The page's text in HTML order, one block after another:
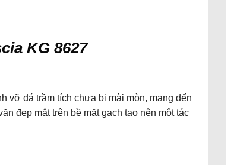
KG 8627
vỡ đá trầm tích chưa bị mài mòn, mang đến
đẹp mắt trên bề mặt gạch tạo nên một tác